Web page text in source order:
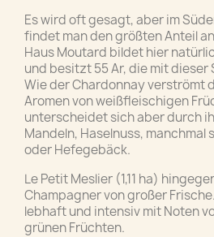
Es wird oft gesagt, aber im
findet man den größten Anteil
Haus Moutard bildet hier
und besitzt 55 Ar, die mit
Wie der Chardonnay verströmt
Aromen von weißfleischigen
unterscheidet sich aber durch
Mandeln, Haselnuss, manchmal
oder Hefegebäck.
Le Petit Meslier (1,11 ha)
Champagner von großer
lebhaft und intensiv mit Noten
grünen Früchten.